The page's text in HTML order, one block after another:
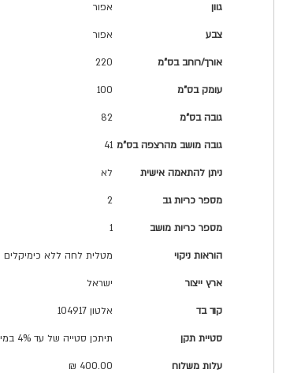
גוון אפור
צבע אפור
אורך/רוחב בס"מ 220
עומק בס"מ 100
גובה בס"מ 82
גובה מושב מהרצפה בס"מ 41
ניתן להתאמה אישית לא
מספר כריות גב 2
מספר כריות מושב 1
הוראות ניקוי מטלית לחה ללא כימיקלים
ארץ ייצור ישראל
קוד בד אלטון 104917
סטיית תקן תיתכן סטייה של עד 4% במידות המוצר
עלות משלוח 400.00 ₪